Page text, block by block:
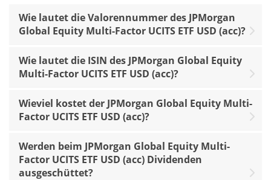
Wie lautet die Valorennummer des JPMorgan
Global Equity Multi-Factor UCITS ETF USD (acc)?
Wie lautet die ISIN des JPMorgan Global Equity
Multi-Factor UCITS ETF USD (acc)?
Wieviel kostet der JPMorgan Global Equity Multi-
Factor UCITS ETF USD (acc)?
Werden beim JPMorgan Global Equity Multi-
Factor UCITS ETF USD (acc) Dividenden
ausgeschüttet?